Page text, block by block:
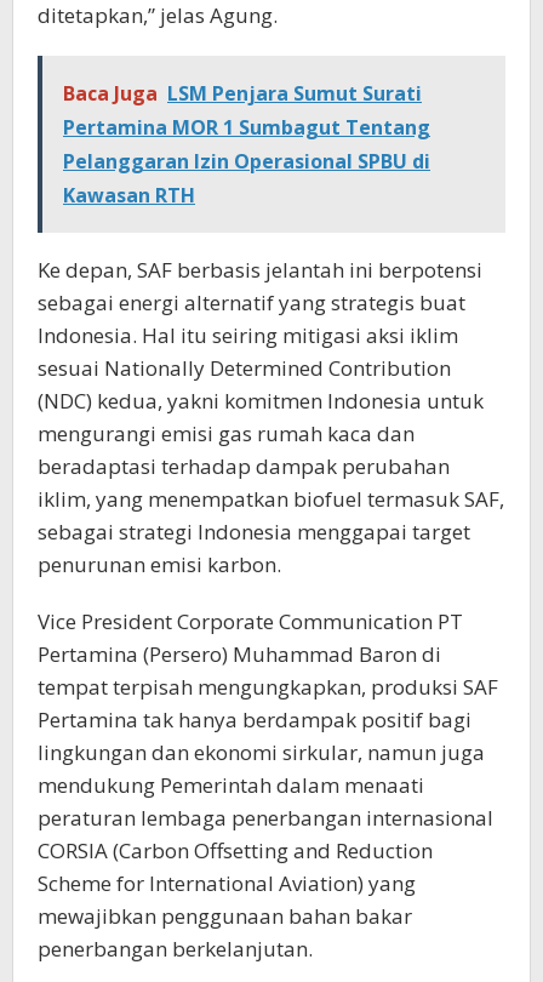
ditetapkan,” jelas Agung.
Baca Juga LSM Penjara Sumut Surati
Pertamina MOR 1 Sumbagut Tentang
Pelanggaran Izin Operasional SPBU di
Kawasan RTH
Ke depan, SAF berbasis jelantah ini berpotensi
sebagai energi alternatif yang strategis buat
Indonesia. Hal itu seiring mitigasi aksi iklim
sesuai Nationally Determined Contribution
(NDC) kedua, yakni komitmen Indonesia untuk
mengurangi emisi gas rumah kaca dan
beradaptasi terhadap dampak perubahan
iklim, yang menempatkan biofuel termasuk SAF,
sebagai strategi Indonesia menggapai target
penurunan emisi karbon.
Vice President Corporate Communication PT
Pertamina (Persero) Muhammad Baron di
tempat terpisah mengungkapkan, produksi SAF
Pertamina tak hanya berdampak positif bagi
lingkungan dan ekonomi sirkular, namun juga
mendukung Pemerintah dalam menaati
peraturan lembaga penerbangan internasional
CORSIA (Carbon Offsetting and Reduction
Scheme for International Aviation) yang
mewajibkan penggunaan bahan bakar
penerbangan berkelanjutan.